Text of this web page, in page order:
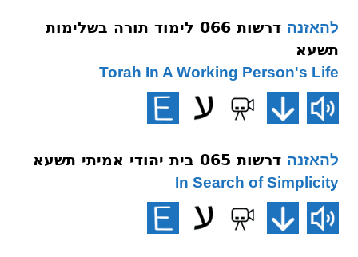
להאזנה
דרשות 066 לימוד תורה בשלימות
תשעא
Torah In A Working Person's Life
להאזנה דרשות 065 בית יהודי אמיתי תשעא
In Search of Simplicity